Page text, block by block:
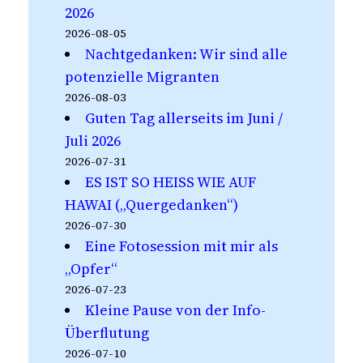
2026
2026-08-05
Nachtgedanken: Wir sind alle
potenzielle Migranten
2026-08-03
Guten Tag allerseits im Juni /
Juli 2026
2026-07-31
ES IST SO HEISS WIE AUF
HAWAI („Quergedanken“)
2026-07-30
Eine Fotosession mit mir als
„Opfer“
2026-07-23
Kleine Pause von der Info-
Überflutung
2026-07-10